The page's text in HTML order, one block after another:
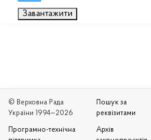
Завантажити
© Верховна Рада
України 1994—2026
Програмно-технічна
Пошук за
реквізитами
Архів